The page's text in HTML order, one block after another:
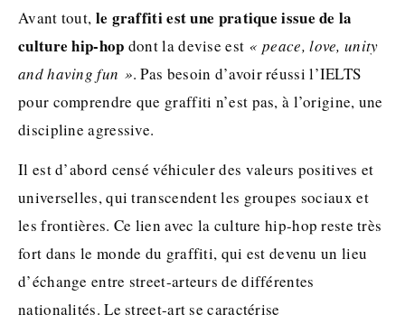
Avant tout, le graffiti est une pratique issue de la
culture hip-hop dont la devise est « peace, love, unity
and having fun ». Pas besoin d’avoir réussi l’IELTS
pour comprendre que graffiti n’est pas, à l’origine, une
discipline agressive.
Il est d’abord censé véhiculer des valeurs positives et
universelles, qui transcendent les groupes sociaux et
les frontières. Ce lien avec la culture hip-hop reste très
fort dans le monde du graffiti, qui est devenu un lieu
d’échange entre street-arteurs de différentes
nationalités. Le street-art se caractérise